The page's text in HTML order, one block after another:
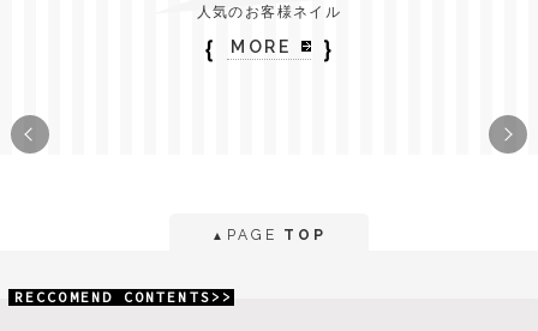
人気のお客様ネイル
｛ MORE ｝
▲ PAGE TOP
RECCOMEND CONTENTS>>